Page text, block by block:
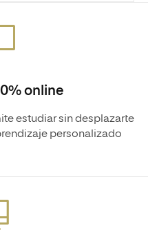
online
estudiar sin desplazarte
personalizado